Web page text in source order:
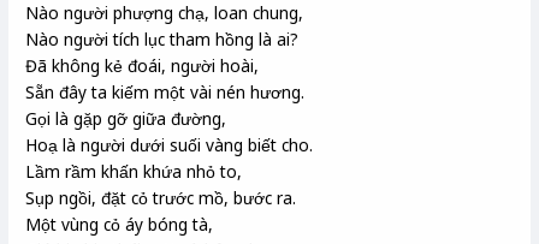
Nào ngườiphượng chạ, loan chung,
Nào ngườitích lục tham hồng là ai?
Đã không kẻ đoái, người hoài,
Sẵn đây takiếm một vài nén hương.
Gọi là gặp gỡ giữa đường,
Hoạ là người dướisuối vàng biết cho.
Lầm rầm khấnkhứa nhỏ to,
Sụp ngồi,đặt cỏtrước mồ, bước ra.
Một vùngcỏ áy bóng tà,